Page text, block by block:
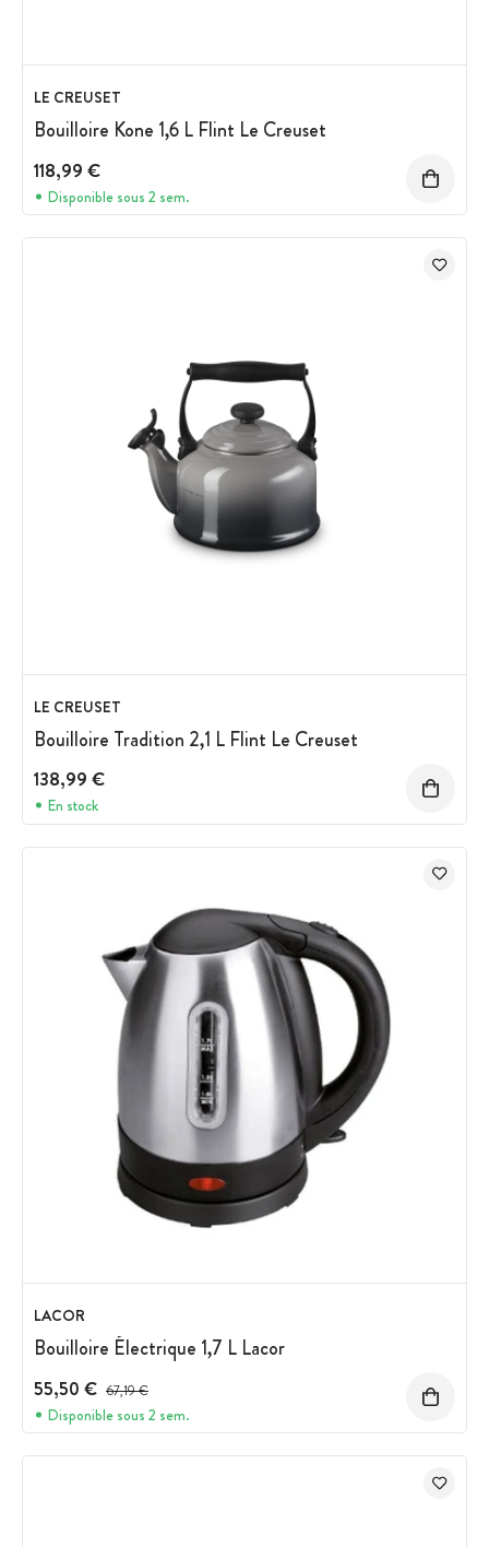
LE CREUSET
Bouilloire Kone 1,6 L Flint Le Creuset
118,99 €
Disponible sous 2 sem.
LE CREUSET
Bouilloire Tradition 2,1 L Flint Le Creuset
138,99 €
En stock
LACOR
Bouilloire Électrique 1,7 L Lacor
55,50 € Prix avant réduction :
67,19 €
Disponible sous 2 sem.